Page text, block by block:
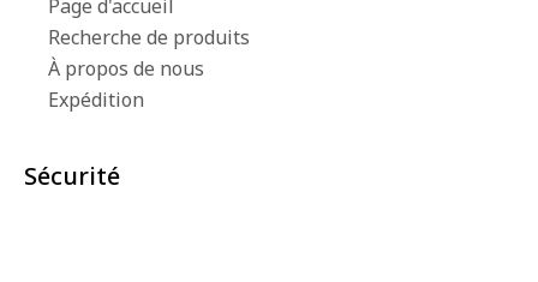
Page d'accueil
Recherche de produits
À propos de nous
Expédition
Sécurité